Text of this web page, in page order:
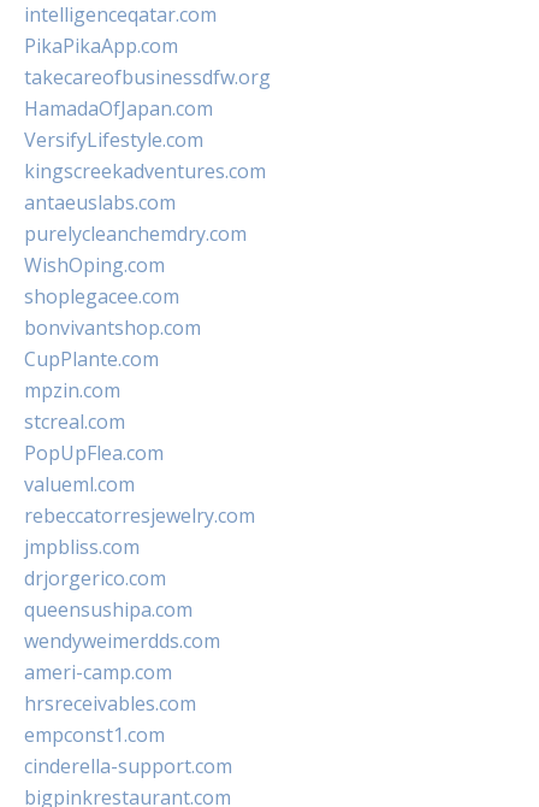
intelligenceqatar.com
PikaPikaApp.com
takecareofbusinessdfw.org
HamadaOfJapan.com
VersifyLifestyle.com
kingscreekadventures.com
antaeuslabs.com
purelycleanchemdry.com
WishOping.com
shoplegacee.com
bonvivantshop.com
CupPlante.com
mpzin.com
stcreal.com
PopUpFlea.com
valueml.com
rebeccatorresjewelry.com
jmpbliss.com
drjorgerico.com
queensushipa.com
wendyweimerdds.com
ameri-camp.com
hrsreceivables.com
empconst1.com
cinderella-support.com
bigpinkrestaurant.com